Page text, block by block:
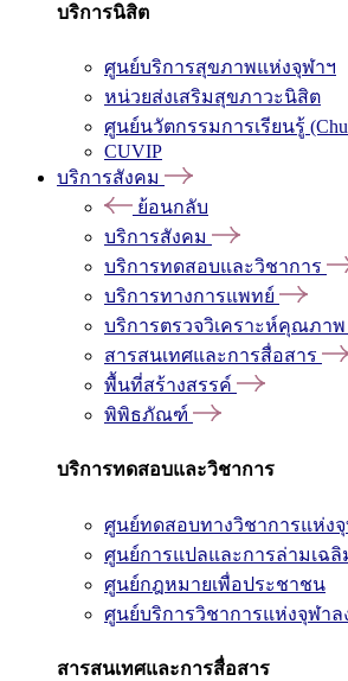
บริการนิสิต
ศูนย์บริการสุขภาพแห่งจุฬาฯ
หน่วยส่งเสริมสุขภาวะนิสิต
ศูนย์นวัตกรรมการเรียนรู้
CUVIP
บริการสังคม
ย้อนกลับ
บริการสังคม
บริการทดสอบและวิชาการ
บริการทางการแพทย์
บริการตรวจวิเคราะห์คุณภาพ
สารสนเทศและการสื่อสาร
พื้นที่สร้างสรรค์
พิพิธภัณฑ์
บริการทดสอบและวิชาการ
ศูนย์ทดสอบทางวิชาการแห่ง
ศูนย์การแปลและการล่ามเฉลิ
ศูนย์กฎหมายเพื่อประชาชน
ศูนย์บริการวิชาการแห่งจุฬา
สารสนเทศและการสื่อสาร